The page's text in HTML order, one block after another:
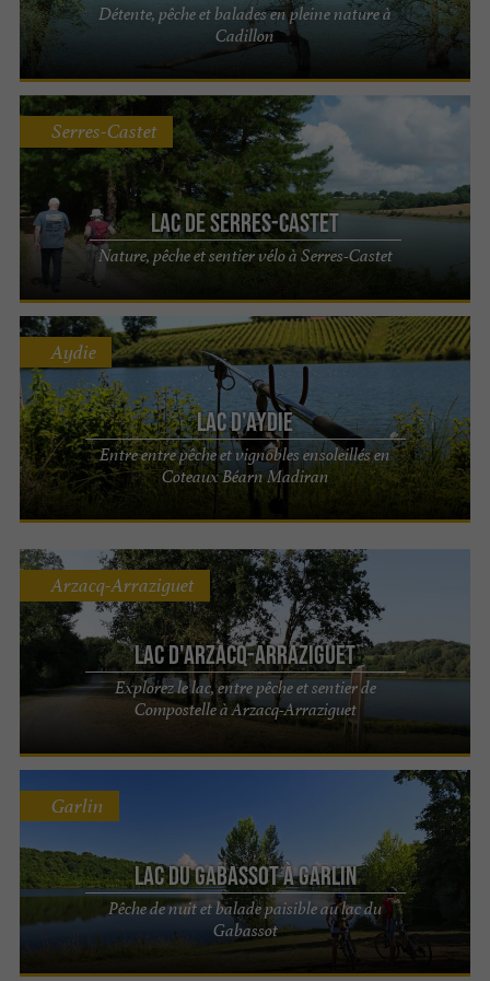
Détente, pêche et balades en pleine nature à
Cadillon
Lac de Serres-Castet
Nature, pêche et sentier vélo à Serres-Castet
Serres-Castet
Lac d'Aydie
Entre entre pêche et vignobles ensoleillés en
Coteaux Béarn Madiran
Aydie
Lac d'Arzacq-Arraziguet
Explorez le lac, entre pêche et sentier de
Compostelle à Arzacq-Arraziguet
Arzacq-Arraziguet
Lac du Gabassot à Garlin
Pêche de nuit et balade paisible au lac du
Gabassot
Garlin